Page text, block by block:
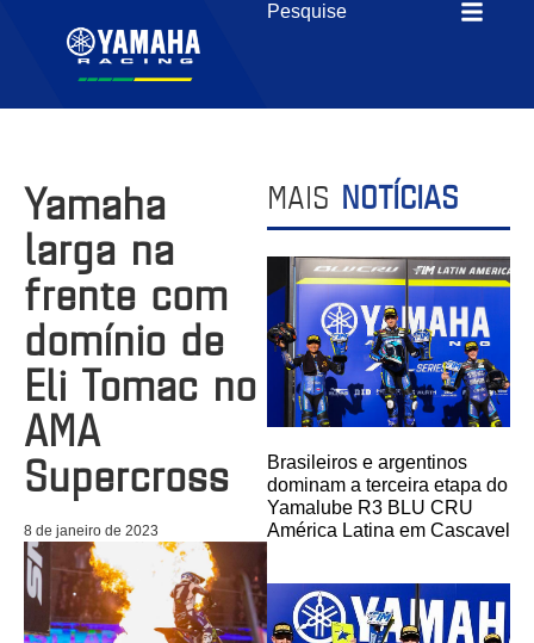
Yamaha
larga na
frente com
domínio de
Eli Tomac no
AMA
Supercross
8 de janeiro de 2023
MAIS NOTÍCIAS
Brasileiros e argentinos
dominam a terceira etapa do
Yamalube R3 BLU CRU
América Latina em Cascavel